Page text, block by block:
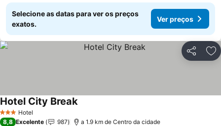
Selecione as datas para ver os preços
exatos.
Ver preços
Partilhar
3 EstrelasHotel
Hotel City BreakVer preços
8,8 Excelente 987 a 1.9 km de Centro da cidade